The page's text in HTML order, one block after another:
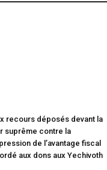
recours déposés devant la
suprême contre la
de l’avantage fiscal
aux dons aux Yechivoth